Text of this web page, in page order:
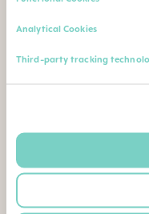
Analytical Cookies
Third-party tracking
Faça o upload de sua
certificado de
Ou envie seu
segue para o